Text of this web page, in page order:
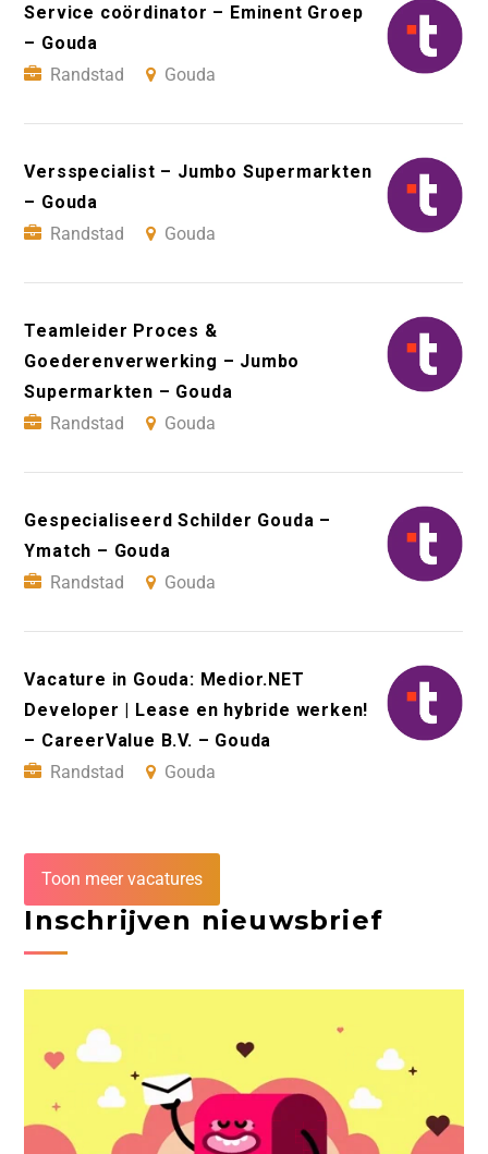
Service coördinator – Eminent Groep
– Gouda
Randstad
Gouda
Versspecialist – Jumbo Supermarkten
– Gouda
Randstad
Gouda
Teamleider Proces &
Goederenverwerking – Jumbo
Supermarkten – Gouda
Randstad
Gouda
Gespecialiseerd Schilder Gouda –
Ymatch – Gouda
Randstad
Gouda
Vacature in Gouda: Medior.NET
Developer | Lease en hybride werken!
– CareerValue B.V. – Gouda
Randstad
Gouda
Toon meer vacatures
Inschrijven nieuwsbrief